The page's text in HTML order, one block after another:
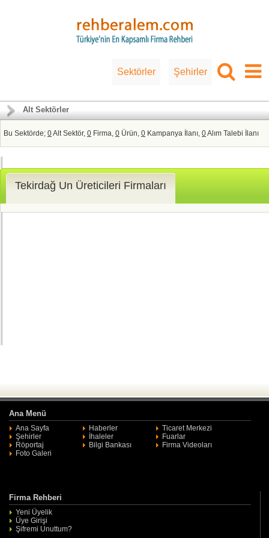
Sektörler Şehirler
Alt Sektörler
Bu Sektörde; 0Alt Sektör, 0 Firma, 0 Ürün, 0 Kampanya İlanı, 0Alım Talebi İlanı
Tekirdağ Un Üreticileri Firmaları
Ana Menü
Ana Sayfa Haberler
Ticaret Merkezi
Şehirler
İhaleler
Fuarlar
Röportaj
Bilgi Bankası
Firma Videoları
Foto Galeri
Firma Rehberi
Yeni Üyelik
Üye Girişi
Şifremi Unuttum?